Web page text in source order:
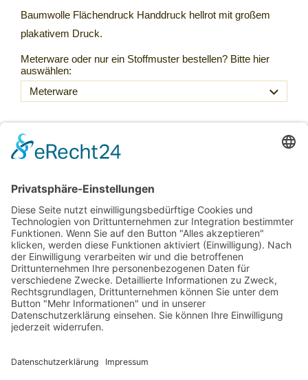
Baumwolle Flächendruck Handdruck hellrot mit großem
plakativem Druck.
Meterware oder nur ein Stoffmuster bestellen? Bitte hier
auswählen:
68,00 €
Inkl. 20 % USt. zzgl. Versand
Sofort ab Lager
Laufmeter *(68,00 € / lfm):
In den Warenkorb
Für später merken